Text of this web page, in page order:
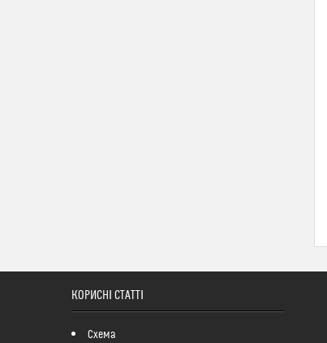
КОРИСНІ СТАТТІ
Схема